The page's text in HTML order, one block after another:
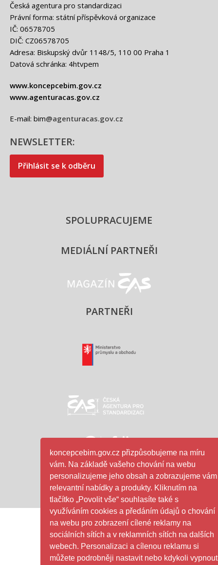
Česká agentura pro standardizaci
Právní forma: státní příspěvková organizace
IČ: 06578705
DIČ: CZ06578705
Adresa: Biskupský dvůr 1148/5, 110 00 Praha 1
Datová schránka: 4htvpem
www.koncepcebim.gov.cz
www.agenturacas.gov.cz
E-mail: bim@agenturacas.gov.cz
NEWSLETTER:
Přihlásit se k odběru
SPOLUPRACUJEME
MEDIÁLNÍ PARTNEŘI
Magazín ČAS - logo
PARTNEŘI
ČAS - logo
SFDI- logo
GDPR|Cookies
Copyright ©2026BIM
koncepcebim.gov.cz přizpůsobujeme na míru
vám. Na základě vašeho chování na webu
personalizujeme jeho obsah a zobrazujeme vám
relevantní nabídky a produkty. Kliknutím na
tlačítko „Povolit vše“ souhlasíte také s
využíváním cookies a předáním údajů o chování
na webu pro zobrazení cílené reklamy na
sociálních sítích a v reklamních sítích na dalších
webech. Personalizaci a cílenou reklamu si
můžete podrobněji nastavit nebo kdykoli vypnout